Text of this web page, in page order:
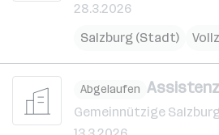
28.3.2026
Salzburg (Stadt)
Abgelaufen
Gemeinnützige